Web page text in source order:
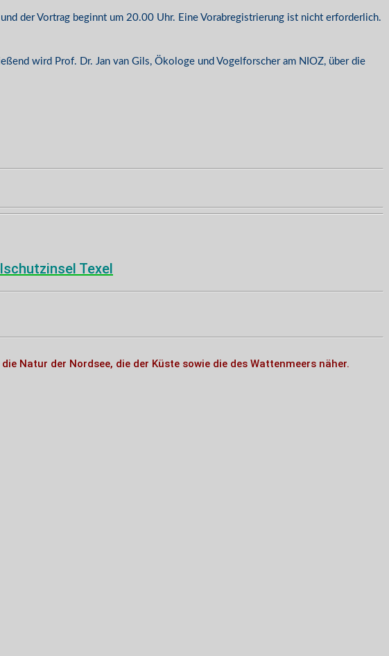
der Vortrag beginnt um 20.00 Uhr. Eine Vorabregistrierung ist nicht erforderlich.
wird Prof. Dr. Jan van Gils, Ökologe und Vogelforscher am NIOZ, über die
Texel
Natur der Nordsee, die der Küste sowie die des Wattenmeers näher.